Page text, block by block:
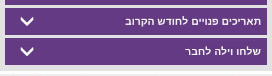
תאריכים פנויים לחודש הקרוב
שלחו וילה לחבר